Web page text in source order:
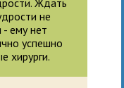
не
- ему нет
успешно
хирурги.